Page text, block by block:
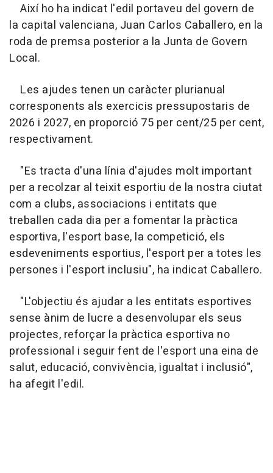
Així ho ha indicat l'edil portaveu del govern de
la capital valenciana, Juan Carlos Caballero, en la
roda de premsa posterior a la Junta de Govern
Local.
Les ajudes tenen un caràcter plurianual
corresponents als exercicis pressupostaris de
2026 i 2027, en proporció 75 per cent/25 per cent,
respectivament.
"Es tracta d'una línia d'ajudes molt important
per a recolzar al teixit esportiu de la nostra ciutat
com a clubs, associacions i entitats que
treballen cada dia per a fomentar la pràctica
esportiva, l'esport base, la competició, els
esdeveniments esportius, l'esport per a totes les
persones i l'esport inclusiu", ha indicat Caballero.
"L'objectiu és ajudar a les entitats esportives
sense ànim de lucre a desenvolupar els seus
projectes, reforçar la pràctica esportiva no
professional i seguir fent de l'esport una eina de
salut, educació, convivència, igualtat i inclusió",
ha afegit l'edil.